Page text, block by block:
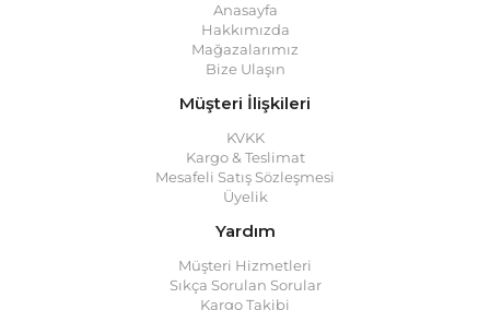
Anasayfa
Hakkımızda
Mağazalarımız
Bize Ulaşın
Müşteri İlişkileri
KVKK
Kargo & Teslimat
Mesafeli Satış Sözleşmesi
Üyelik
Yardım
Müşteri Hizmetleri
Sıkça Sorulan Sorular
Kargo Takibi